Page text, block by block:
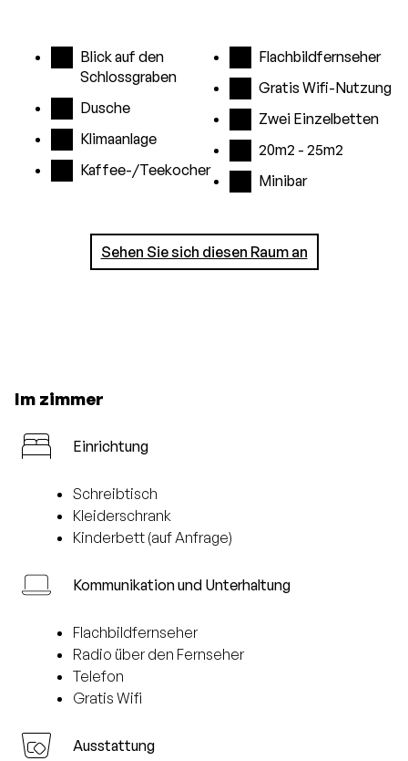
Blick auf den
Schlossgraben
Dusche
Klimaanlage
Kaffee-/Teekocher
Flachbildfernseher
Gratis Wifi-Nutzung
Zwei Einzelbetten
20m2 - 25m2
Minibar
Sehen Sie sich diesen Raum an
Im zimmer
Einrichtung
Schreibtisch
Kleiderschrank
Kinderbett (auf Anfrage)
Kommunikation und Unterhaltung
Flachbildfernseher
Radio über den Fernseher
Telefon
Gratis Wifi
Ausstattung